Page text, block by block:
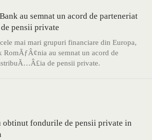
au semnat un acord de parteneriat
pensii private
mai mari grupuri financiare din Europa,
au semnat un acord de
de pensii private.
obtinut fondurile de pensii private in